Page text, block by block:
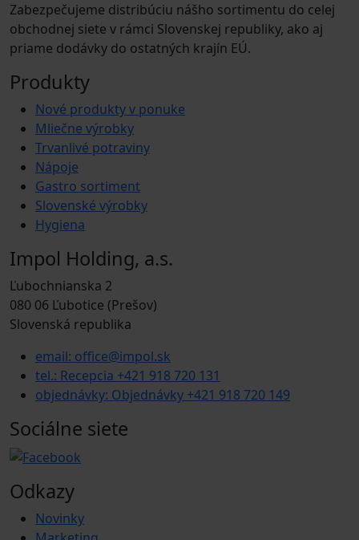
Zabezpečujeme distribúciu nášho sortimentu do celej
obchodnej siete v rámci Slovenskej republiky, ako aj
priame dodávky do ostatných krajín EÚ.
Produkty
Nové produkty v ponuke
Mliečne výrobky
Trvanlivé potraviny
Nápoje
Gastro sortiment
Slovenské výrobky
Hygiena
Impol Holding, a.s.
Ľubochnianska 2
080 06 Ľubotice (Prešov)
Slovenská republika
email: office@impol.sk
tel.: Recepcia +421 918 720 131
objednávky: Objednávky +421 918 720 149
Sociálne siete
Odkazy
Novinky